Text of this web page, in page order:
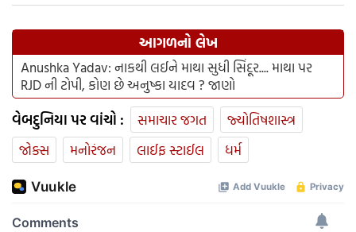
આગળનો લેખ
Anushka Yadav: નાકથી લઈને માથા સુધી સિંદૂર.... માથા પર
RJD ની ટોપી, કોણ છે અનુષ્કા યાદવ ? જાણો
વેબદુનિયા પર વાંચો : સમાચાર જગત
જ્યોતિષશાસ્ત્ર
જોક્સ
મનોરંજન લાઈફ સ્ટાઈલ ધર્મ